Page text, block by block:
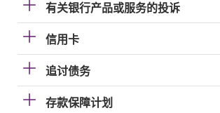
有关银行产品或服务的投诉
信用卡
追讨债务
存款保障计划